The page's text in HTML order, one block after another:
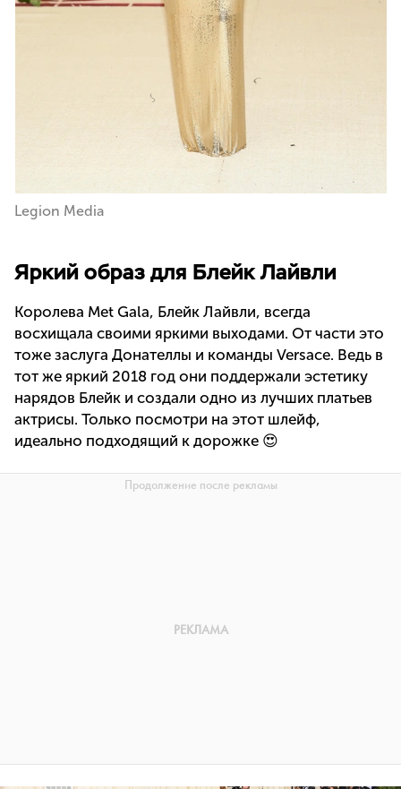
Legion Media
Яркий образ для Блейк Лайвли
Королева Met Gala, Блейк Лайвли, всегда
восхищала своими яркими выходами. От части это
тоже заслуга Донателлы и команды Versace. Ведь в
тот же яркий 2018 год они поддержали эстетику
нарядов Блейк и создали одно из лучших платьев
актрисы. Только посмотри на этот шлейф,
идеально подходящий к дорожке 😍